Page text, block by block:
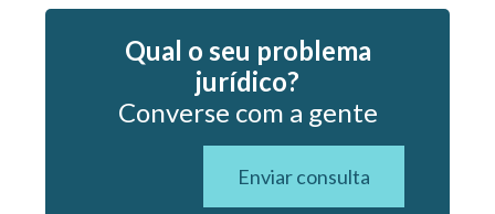
Qual o seu problema
jurídico?
Converse com a gente
Enviar consulta